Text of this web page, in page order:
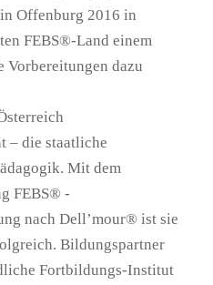
Offenburg 2016 in
FEBS®-Land einem
Vorbereitungen dazu
– die staatliche
Mit dem
FEBS® -
nach Dell’mour® ist sie
Bildungspartner
Fortbildungs-Institut